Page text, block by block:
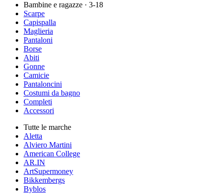
Bambine e ragazze · 3-18
Scarpe
Capispalla
Maglieria
Pantaloni
Borse
Abiti
Gonne
Camicie
Pantaloncini
Costumi da bagno
Completi
Accessori
Tutte le marche
Aletta
Alviero Martini
American College
AR.IN
ArtSupermoney
Bikkembergs
Byblos